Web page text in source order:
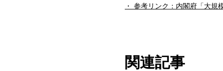
参考リンク：内閣府「大規
関連記事